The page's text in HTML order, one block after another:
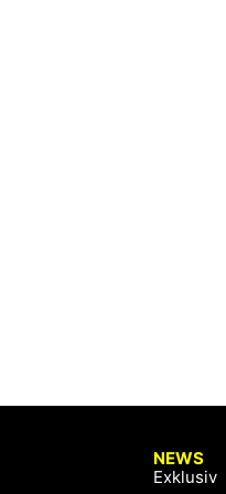
NEWS
Exklusiv